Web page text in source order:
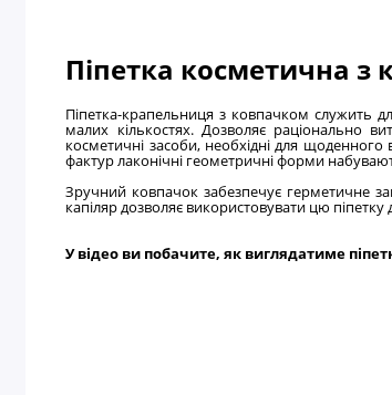
Піпетка косметична
Піпетка-крапельниця з ковпачком служить
малих кількостях. Дозволяє раціонально
косметичні засоби, необхідні для щоденного
фактур лаконічні геометричні форми
Зручний ковпачок забезпечує герметичне
капіляр дозволяє використовувати цю
У відео ви побачите, як виглядатиме